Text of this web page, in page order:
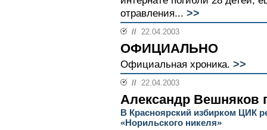
отравления... >>
// 22.04.2003
ОФИЦИАЛЬНО
Официальная хроника. >>
// 22.04.2003
Александр Вешняков
В Красноярский избирком ЦИК
«Норильского никеля»